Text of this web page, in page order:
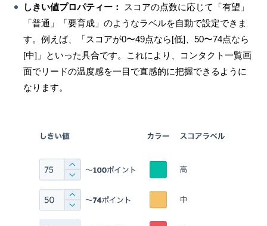
しきい値プロパティー：
スコアの点数に応じて「有望」
「普通」「要育成」のようなラベルを自動で設定できま
す。例えば、「スコアが0〜49点なら[低]、50〜74点なら
[中]」といった具合です。これにより、コンタクト一覧画
面でリードの温度感を一目で直感的に把握できるように
なります。